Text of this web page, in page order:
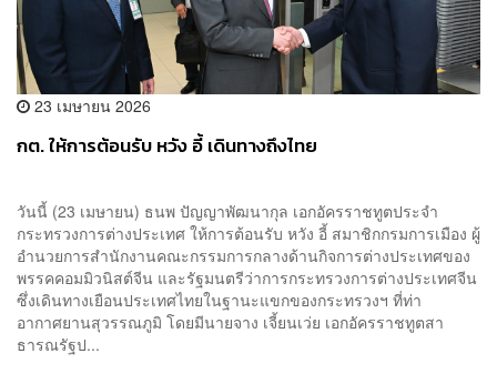
23 เมษายน 2026
กต. ให้การต้อนรับ หวัง อี้ เดินทางถึงไทย
วันนี้ (23 เมษายน) ธนพ ปัญญาพัฒนากุล เอกอัครราชทูตประจำ
กระทรวงการต่างประเทศ ให้การต้อนรับ หวัง อี้ สมาชิกกรมการเมือง ผู้
อำนวยการสำนักงานคณะกรรมการกลางด้านกิจการต่างประเทศของ
พรรคคอมมิวนิสต์จีน และรัฐมนตรีว่าการกระทรวงการต่างประเทศจีน
ซึ่งเดินทางเยือนประเทศไทยในฐานะแขกของกระทรวงฯ ที่ท่า
อากาศยานสุวรรณภูมิ โดยมีนายจาง เจี้ยนเว่ย เอกอัครราชทูตสา
ธารณรัฐป...